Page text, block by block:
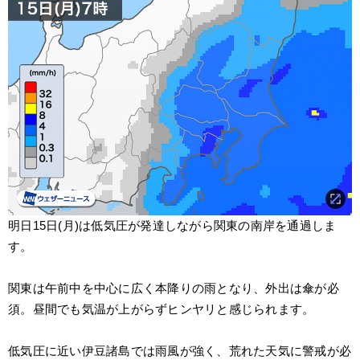
明日15日(月)は低気圧が発達しながら関東の南岸を通過しま
す。
関東は午前中を中心に広く本降りの雨となり、外出は傘が必
須。昼間でも気温が上がらずヒンヤリと感じられます。
低気圧に近い伊豆諸島では雨風が強く、荒れた天気に警戒が必